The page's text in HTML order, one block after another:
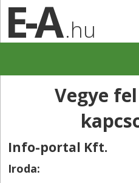
.hu
Vegye
Info-portal Kft.
Iroda: